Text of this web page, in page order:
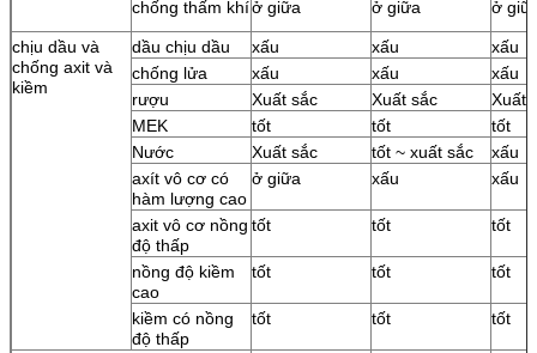
chống thấm khíở giữa ở giữa ở
chịu dầu và
chống axit và
kiềm
dầu chịu dầu xấu xấu
xấu
chống lửa
xấu xấu
xấu
rượu
Xuất sắc Xuất sắc
Xuất
MEK
tốt tốt
tốt
Nước
Xuất sắc tốt ~ xuất sắc
xấu
axít vô cơ có
hàm lượng cao
ở giữa xấu xấu
axit vô cơ nồng
độ thấp
tốt tốt tốt
nồng độ kiềm
cao
tốt tốt tốt
kiềm có nồng
độ thấp
tốt tốt tốt